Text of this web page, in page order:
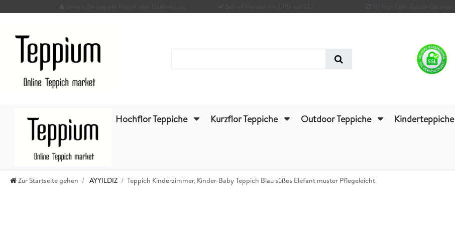
Sichere Zahlung per Paypal oder Überweisung Schnell Versand mit DPD und GLS 30 Tage Geld-Zurück-Garantie
Hochflor Teppiche Kurzflor Teppiche Outdoor Teppiche Kinderteppiche
Zur Startseite gehen AYYILDIZ Teppich Kinderzimmer, Kinder-Baby Teppich Blau süßes Elefant muster Pflegeleicht